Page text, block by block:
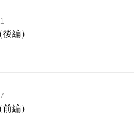
編）
編）